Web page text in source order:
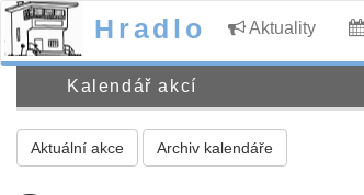
Hradlo Aktuality
Kalendář akcí
Aktuální akce Archiv kalendáře